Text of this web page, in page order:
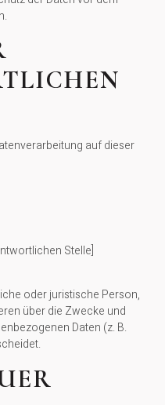
auf dieser
Stelle]
oder juristische Person,
über die Zwecke und
Daten (z. B.